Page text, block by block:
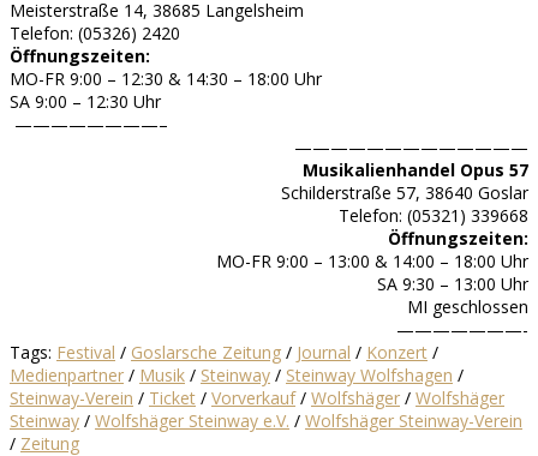
Meisterstraße 14, 38685 Langelsheim
Telefon: (05326) 2420
Öffnungszeiten:
MO-FR 9:00 – 12:30 & 14:30 – 18:00 Uhr
SA 9:00 – 12:30 Uhr
————————–
—————————————
Musikalienhandel Opus 57
Schilderstraße 57, 38640 Goslar
Telefon: (05321) 339668
Öffnungszeiten:
MO-FR 9:00 – 13:00 & 14:00 – 18:00 Uhr
SA 9:30 – 13:00 Uhr
MI geschlossen
———————-
Tags: Festival / Goslarsche Zeitung / Journal / Konzert /
Medienpartner / Musik / Steinway / Steinway Wolfshagen /
Steinway-Verein / Ticket / Vorverkauf/ Wolfshäger / Wolfshäger
Steinway / Wolfshäger Steinway e.V. / Wolfshäger Steinway-Verein
/ Zeitung